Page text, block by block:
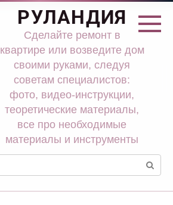
РУЛАНДИЯ
Сделайте ремонт в
квартире или возведите дом
своими руками, следуя
советам специалистов:
фото, видео-инструкции,
теоретические материалы,
все про необходимые
материалы и инструменты